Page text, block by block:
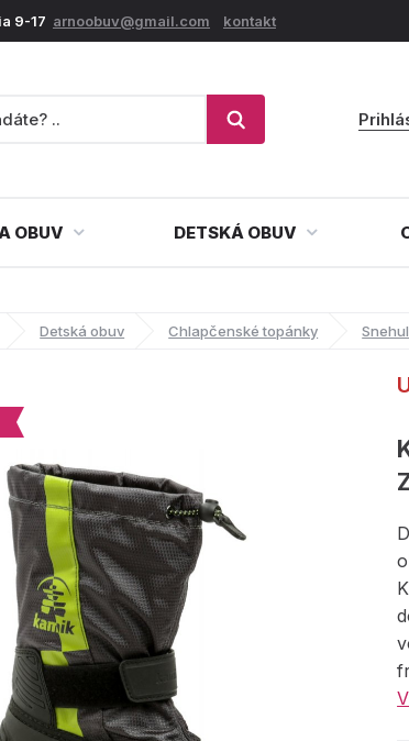
9-17 arnoobuv@gmail.com kontakt
OBUV DETSKÁ OBUV
Detská obuv Chlapčenské topánky